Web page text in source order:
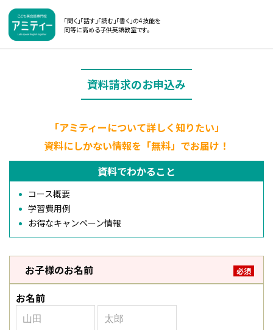
「聞く」「話す」「読む」「書く」の4技能を
同等に高める子供英語教室です。
資料請求のお申込み
「アミティーについて詳しく知りたい」
資料にしかない情報を「無料」でお届け！
資料でわかること
コース概要
学習費用例
お得なキャンペーン情報
お子様のお名前 必須
お名前